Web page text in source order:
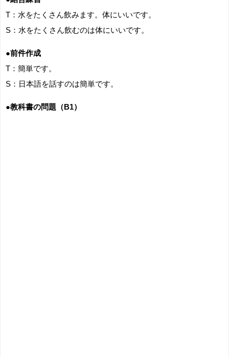
T：水をたくさん飲みます。体にいいです。
S：水をたくさん飲むのは体にいいです。
●前件作成
T：簡単です。
S：日本語を話すのは簡単です。
●教科書の問題（B1）